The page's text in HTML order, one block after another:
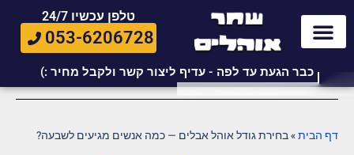
טלפן עכשיו 24/7
053-6206728
כבר הגעת עד לפה - עדיף ליצור קשר ולקבל מחיר :)
דף הבית»בחירת גודל אוהל אבלים — כמה אנשים מגיעים לשבעה?